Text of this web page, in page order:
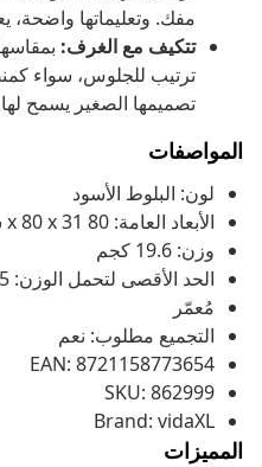
مفك. وتعليماتها
تتكيف مع الغرف:
ترتيب للجلوس، سواء
تصميمها الصغير يسمح
المواصفات
لون: البلوط الأسود
الأبعاد العامة: 80 x 80 x 31 سم (الطول x العرض x الارتفاع)
وزن: 19.6 كجم
الحد الأقصى لتحمل الوزن: 75 كغ
مُعمّر
التجميع مطلوب: نعم
EAN: 8721158773654
SKU: 862999
Brand: vidaXL
المميزات